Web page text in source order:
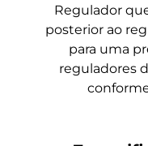
Regulador
posterior ao
para uma
reguladores
conforme